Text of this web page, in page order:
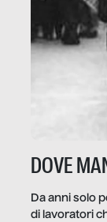
DOVE
Da anni solo
di lavoratori